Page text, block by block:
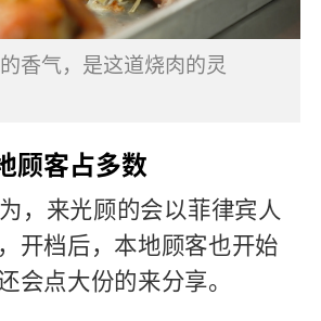
香气，是这道烧肉的灵
顾客占多数
，来光顾的会以菲律宾人
开档后，本地顾客也开始
会点大份的来分享。